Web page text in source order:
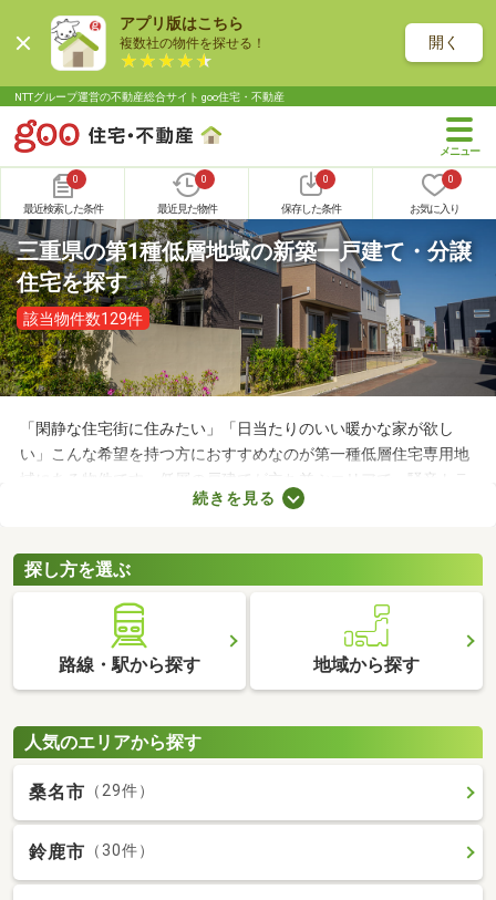
アプリ版はこちら
複数社の物件を探せる！ 開く
NTTグループ運営の不動産総合サイト goo住宅・不動産
0
最近検索した条件
0
最近見た物件
0
保存した条件
0
お気に入り
三重県の第1種低層地域の新築一戸建て・分譲
住宅を探す
該当物件数129件
「閑静な住宅街に住みたい」「日当たりのいい暖かな家が欲し
い」こんな希望を持つ方におすすめなのが第一種低層住宅専用地
域にある物件です。低層の戸建てが立ち並ぶエリアで、騒音トラ
ブルが少ない・住みやすい・高層の建物によって日光が遮断され
住居専用地域の新築一戸建てを紹介します。
続きを見る
探し方を選ぶ
路線・駅から探す 地域から探す
人気のエリアから探す
桑名市 （29件）
鈴鹿市 （30件）